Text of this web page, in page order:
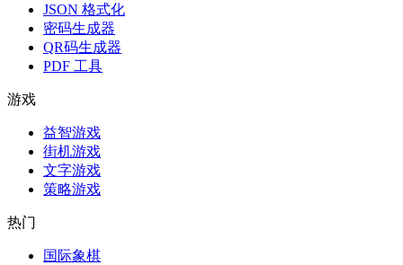
JSON 格式化
密码生成器
QR码生成器
PDF 工具
游戏
益智游戏
街机游戏
文字游戏
策略游戏
热门
国际象棋